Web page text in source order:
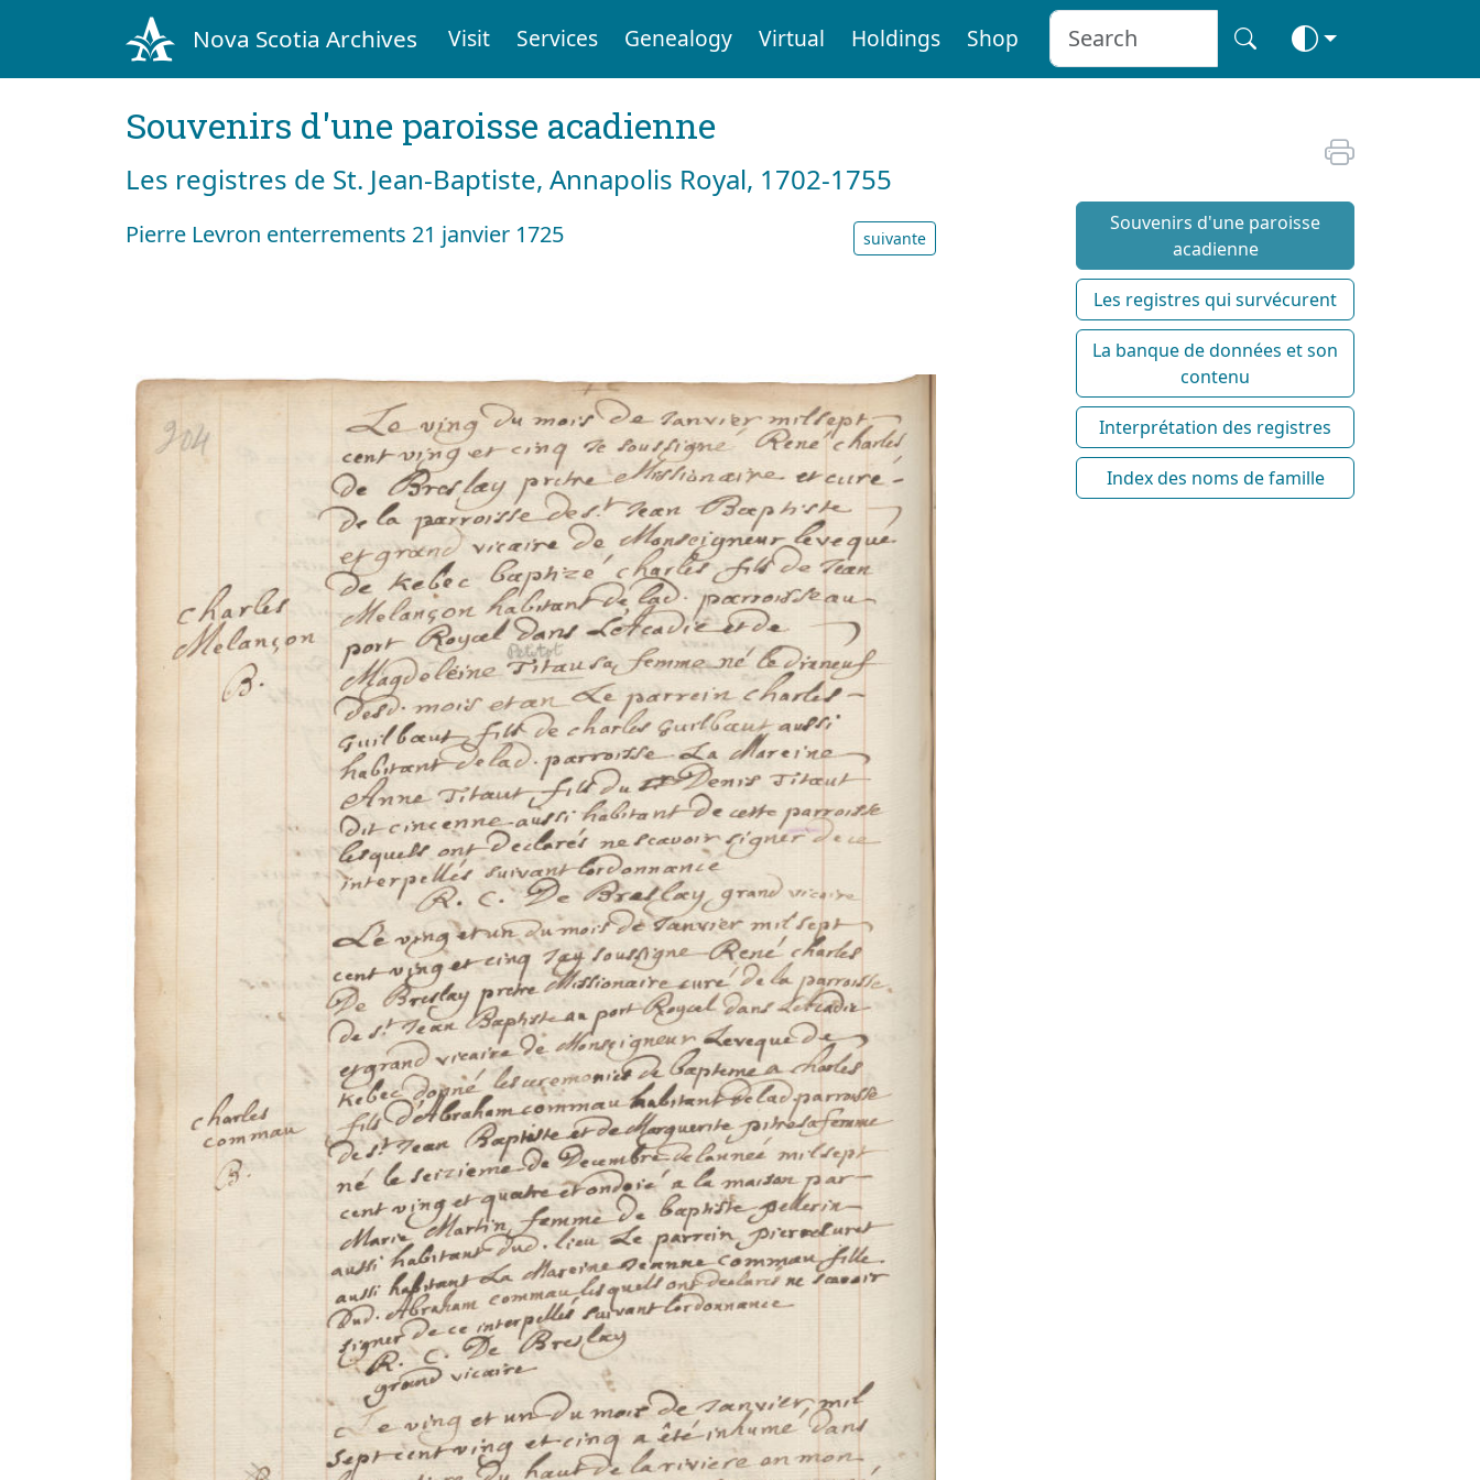
Nova Scotia Archives Visit Services Genealogy Virtual Holdings Shop
Souvenirs d'une paroisse acadienne
Les registres de St. Jean-Baptiste, Annapolis Royal, 1702-1755
Pierre Levron enterrements 21 janvier 1725 suivante
Souvenirs d'une paroisse
acadienne
Les registres qui survécurent
La banque de données et son
contenu
Interprétation des registres
Index des noms de famille